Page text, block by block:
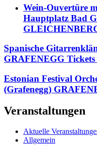
Wein-Ouvertüre
Hauptplatz Bad
Spanische
GRAFENEGG
Estonian Festival
(Grafenegg)
Veranstaltungen
Aktuelle
Allgemein